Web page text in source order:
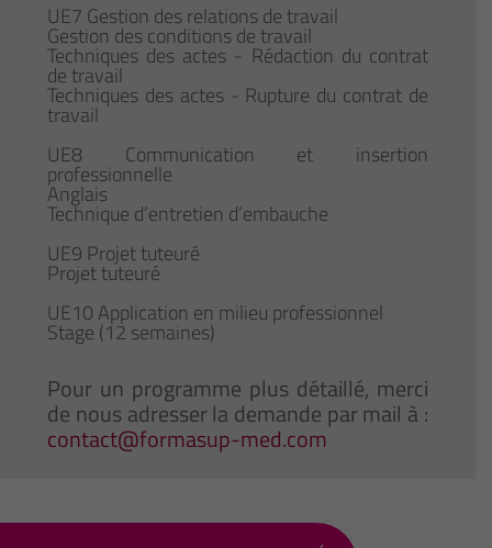
UE7 Gestion des relations de travail
Gestion des conditions de travail
Techniques des actes - Rédaction du contrat
de travail
Techniques des actes - Rupture du contrat de
travail
UE8 Communication et insertion
professionnelle
Anglais
Technique d’entretien d’embauche
UE9 Projet tuteuré
Projet tuteuré
UE10 Application en milieu professionnel
Stage (12 semaines)
Pour un programme plus détaillé, merci
de nous adresser la demande par mail à :
contact@formasup-med.com